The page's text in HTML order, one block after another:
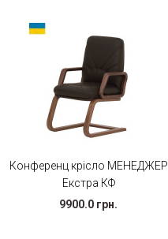
Конференц крісло МЕНЕДЖЕР
Екстра КФ
9900.0 грн.